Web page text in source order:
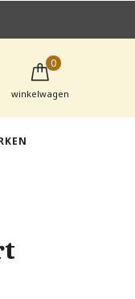
winkelwagen
0